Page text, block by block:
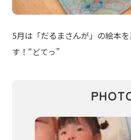
5月は「だるまさんが」の絵本
す！“どてっ”